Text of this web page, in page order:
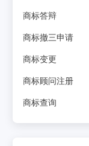
商标答辩
商标撤三申请
商标变更
商标顾问注册
商标查询